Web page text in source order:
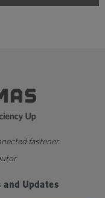
fastener
and Updates